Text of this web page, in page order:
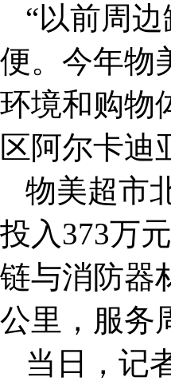
“以前周
便。今年物
环境和购物
区阿尔卡迪
物美超市
投入373万
链与消防器
公里，服务
当日，记